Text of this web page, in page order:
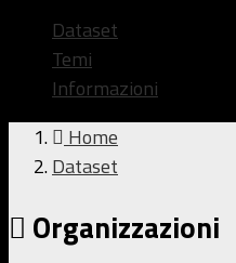
Dataset
Temi
Informazioni
Home
Dataset
Organizzazioni